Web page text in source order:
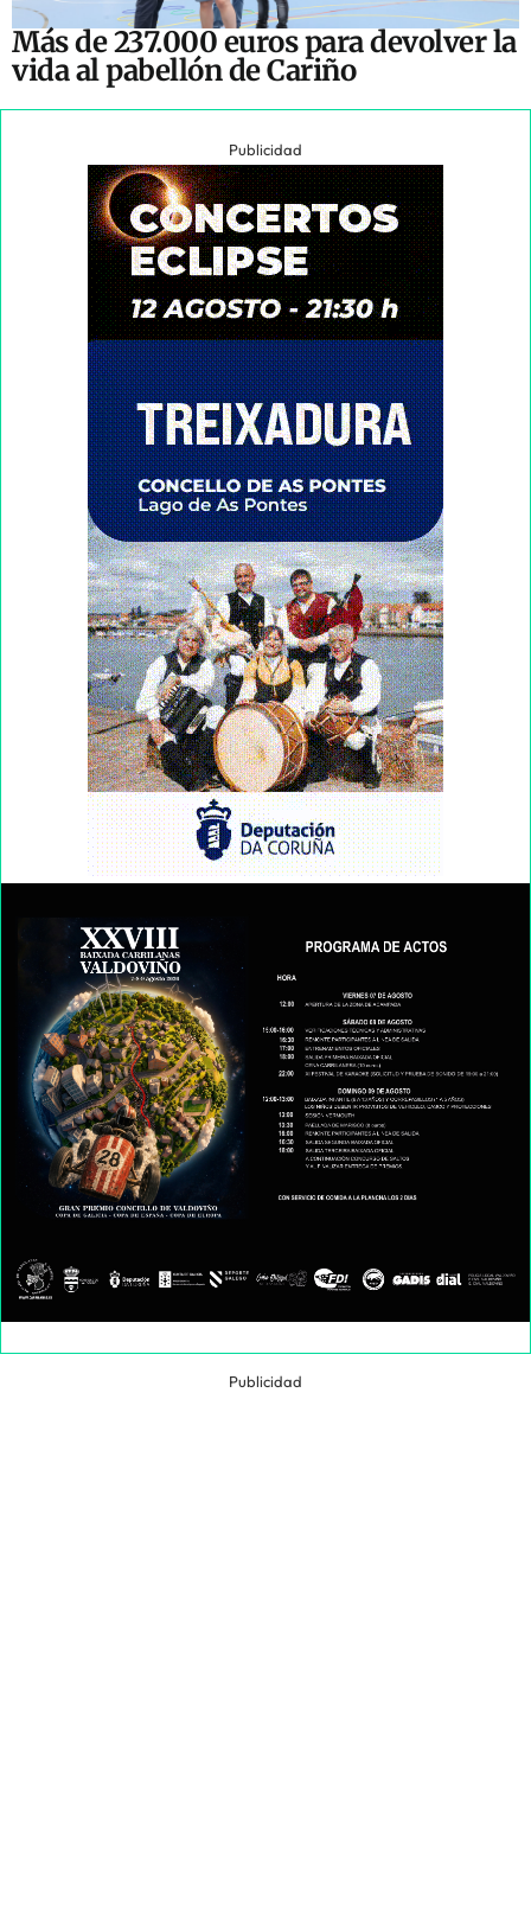
Más de 237.000 euros para devolver la
vida al pabellón de Cariño
Publicidad
Publicidad